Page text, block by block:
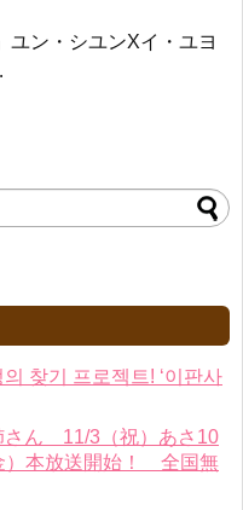
ユン・シユンXイ・ユヨ
찾기 프로젝트! ‘이판사
さん 11/3（祝）あさ10
本放送開始！ 全国無